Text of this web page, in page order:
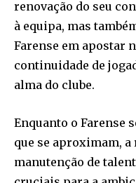
renovação do seu
à equipa, mas
Farense em apostar
continuidade de
alma do clube.
Enquanto o Farense
que se aproximam,
manutenção de